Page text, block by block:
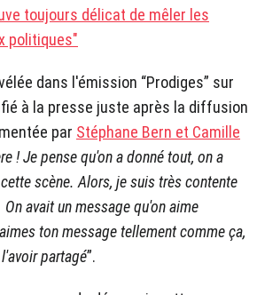
toujours délicat de mêler les
politiques"
dans l'émission “Prodiges” sur
à la presse juste après la diffusion
par Stéphane Bern et Camille
! Je pense qu'on a donné tout, on a
scène. Alors, je suis très contente
avait un message qu'on aime
ton message tellement comme ça,
partagé”.